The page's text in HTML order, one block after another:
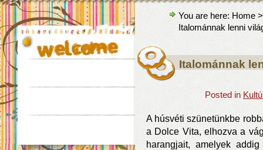
You are here: Home
Italománnak lenni
Italománnak
Posted in
A húsvéti szünetünkbe
a Dolce Vita, elhozva a
harangjait, amelyek